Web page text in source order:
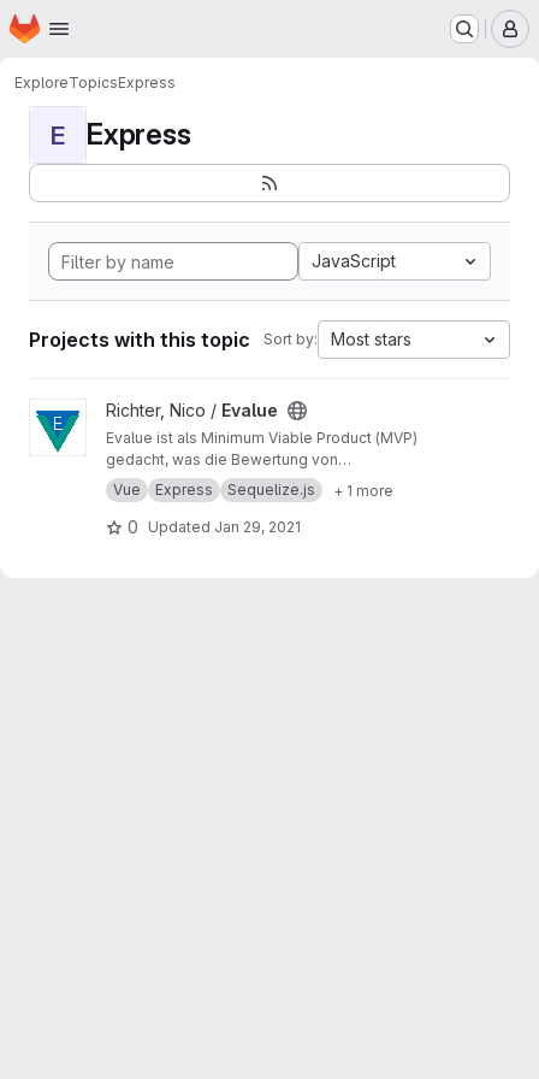
Skip to main content
Homepage
ExploreTopicsExpress
E Express
JavaScript
Projects with this topic Sort by: Most stars
View Evalue project
Richter, Nico / Evalue
Evalue ist als Minimum Viable Product (MVP)
gedacht, was die Bewertung von
audiovisuellen Medien vereinfacht, um
großflächig quantitative Umfragen durchführen
zu können.
Vue Express Sequelize.js + 1 more
0 Updated Jan 29, 2021